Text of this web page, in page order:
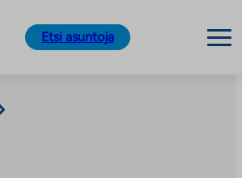
Etsi asuntoja